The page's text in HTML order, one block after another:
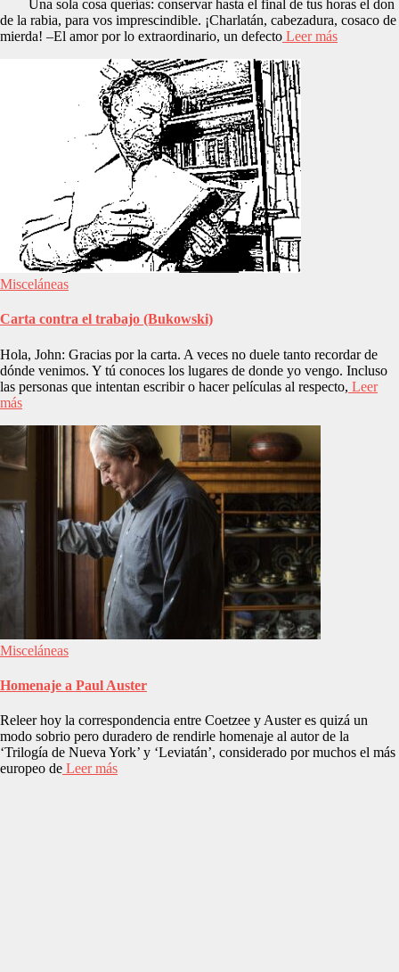
Una sola cosa querías: conservar hasta el final de tus horas el don
de la rabia, para vos imprescindible. ¡Charlatán, cabezadura, cosaco de
mierda! –El amor por lo extraordinario, un defecto Leer más
Misceláneas
Carta contra el trabajo (Bukowski)
Hola, John: Gracias por la carta. A veces no duele tanto recordar de
dónde venimos. Y tú conoces los lugares de donde yo vengo. Incluso
las personas que intentan escribir o hacer películas al respecto, Leer
más
Misceláneas
Homenaje a Paul Auster
Releer hoy la correspondencia entre Coetzee y Auster es quizá un
modo sobrio pero duradero de rendirle homenaje al autor de la
‘Trilogía de Nueva York’ y ‘Leviatán’, considerado por muchos el más
europeo de Leer más